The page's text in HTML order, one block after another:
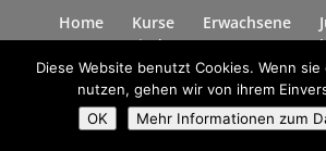
Home Kurse Erwachsene
Kinder
News
Datenschutzerklärung
Alle Rechte liegen bei
Diese Website benutzt Cookies. Wenn
nutzen, gehen wir von ihrem
OK
Mehr Informationen zum